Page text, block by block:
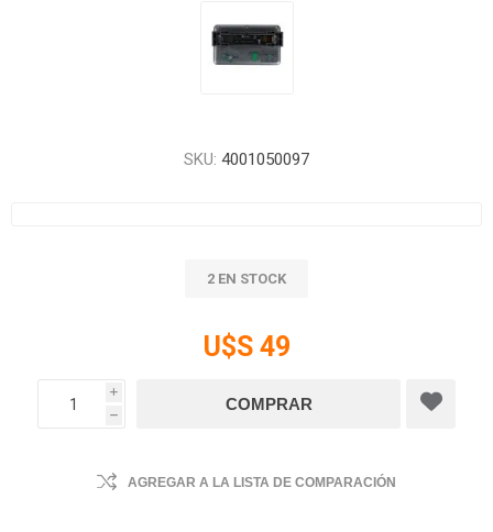
SKU: 4001050097
2 EN STOCK
U$S 49
i
h
AGREGAR A LA LISTA DE COMPARACIÓN